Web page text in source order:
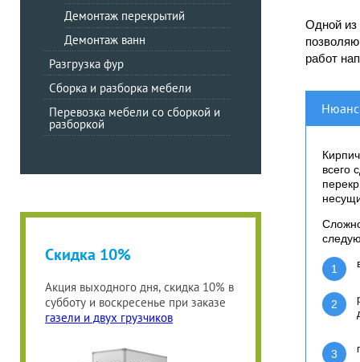
Демонтаж перекрытий
Демонтаж ванн
Разгрузка фур
Сборка и разборка мебели
Перевозка мебели со сборкой и
разборкой
Скидка 10%
Акция выходного дня, скидка 10% в
субботу и воскресенье при заказе
газели и двух грузчиков
Одной из
работ
всего
1
2
3